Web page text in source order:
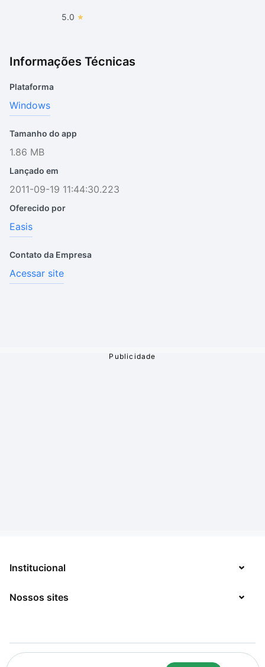
5.0
Informações Técnicas
Plataforma
Windows
Tamanho do app
1.86 MB
Lançado em
2011-09-19 11:44:30.223
Oferecido por
Easis
Contato da Empresa
Acessar site
Institucional
Sobre
Jobs
Nossos sites
Mega Curioso